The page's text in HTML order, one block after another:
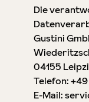
Die
Gustini
04155
Telefon:
E-Mail: